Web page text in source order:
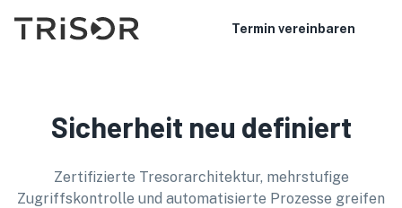
Termin vereinbaren
Sicherheit neu definiert
Zertifizierte Tresorarchitektur, mehrstufige
Zugriffskontrolle und automatisierte Prozesse greifen